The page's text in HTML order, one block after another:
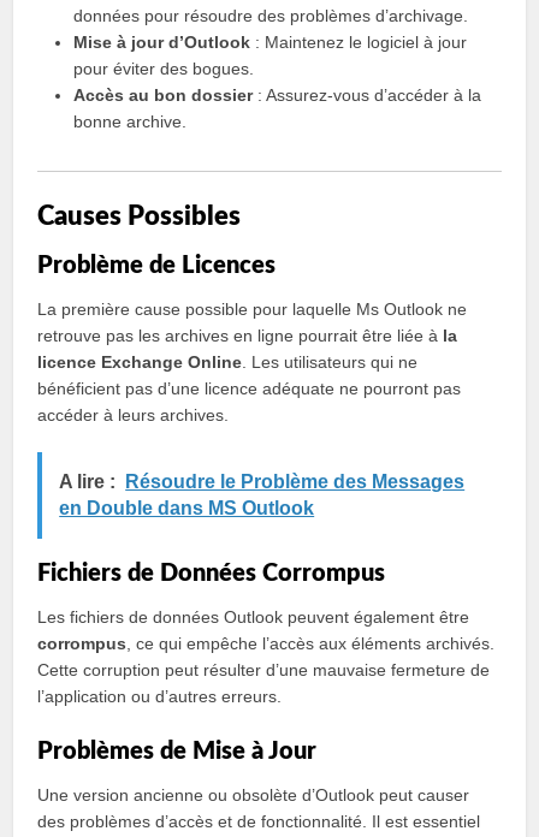
données pour résoudre des problèmes d’archivage.
Mise à jour d’Outlook : Maintenez le logiciel à jour
pour éviter des bogues.
Accès au bon dossier: Assurez-vous d’accéder à la
bonne archive.
Causes Possibles
Problème de Licences
La première cause possible pour laquelle Ms Outlook ne
retrouve pas les archives en ligne pourrait être liée à la
licence Exchange Online . Les utilisateurs qui ne
bénéficient pas d’une licence adéquate ne pourront pas
accéder à leurs archives.
A lire :
Résoudre le Problème des Messages
en Double dans MS Outlook
Fichiers de Données Corrompus
Les fichiers de données Outlook peuvent également être
corrompus , ce qui empêche l’accès aux éléments archivés.
Cette corruption peut résulter d’une mauvaise fermeture de
l’application ou d’autres erreurs.
Problèmes de Mise à Jour
Une version ancienne ou obsolète d’Outlook peut causer
des problèmes d’accès et de fonctionnalité. Il est essentiel